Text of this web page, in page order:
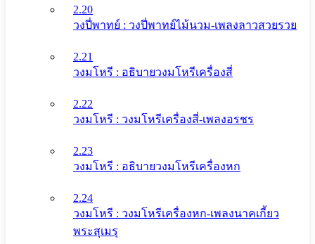
2.20
วงปี่พาทย์ : วงปี่พาทย์ไม้นวม-เพลงลาวสวยรวย
2.21
วงมโหรี : อธิบายวงมโหรีเครื่องสี่
2.22
วงมโหรี : วงมโหรีเครื่องสี่-เพลงอรชร
2.23
วงมโหรี : อธิบายวงมโหรีเครื่องหก
2.24
วงมโหรี : วงมโหรีเครื่องหก-เพลงนาคเกี้ยว
พระสุเมรุ